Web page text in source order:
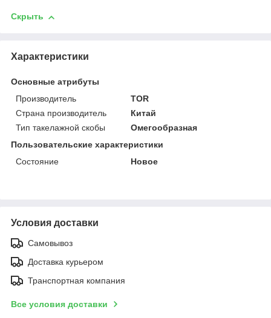
Скрыть
Характеристики
Основные атрибуты
Производитель
TOR
Страна производитель
Китай
Тип такелажной скобы
Омегообразная
Пользовательские характеристики
Состояние
Новое
Условия доставки
Самовывоз
Доставка курьером
Транспортная компания
Все условия доставки